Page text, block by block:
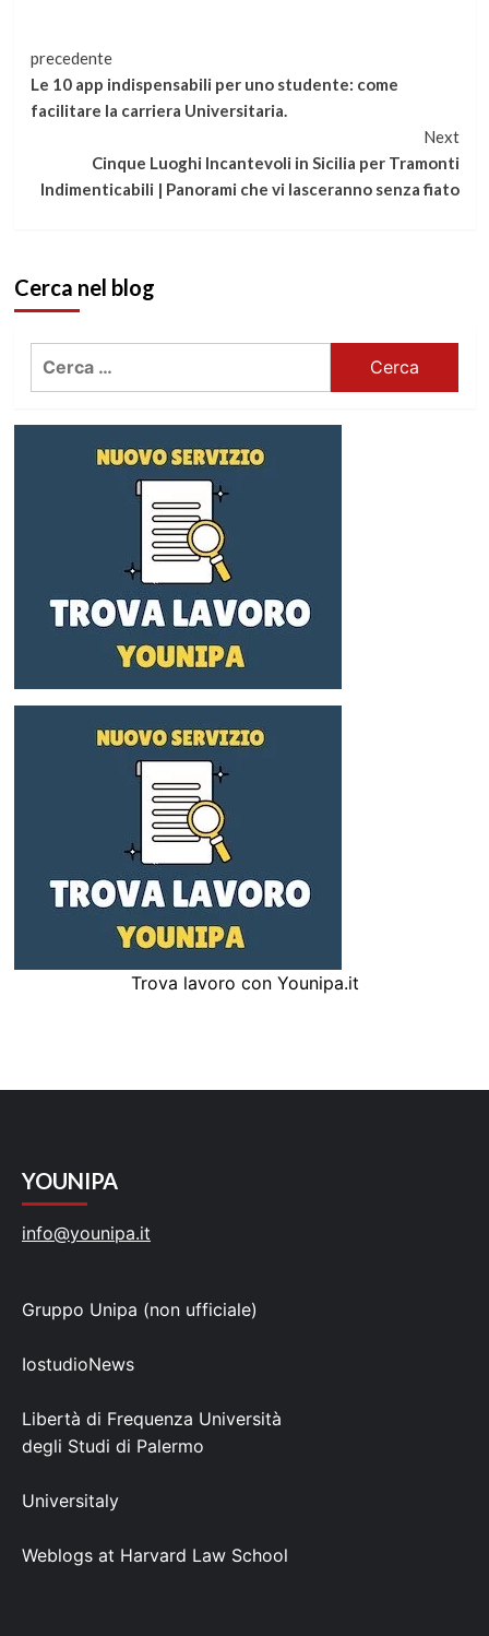
Continua
a
leggere
precedente
Le 10 app indispensabili per uno studente: come
facilitare la carriera Universitaria.
Next
Cinque Luoghi Incantevoli in Sicilia per Tramonti
Indimenticabili | Panorami che vi lasceranno senza fiato
Cerca nel blog
Trova lavoro con Younipa.it
YOUNIPA
info@younipa.it
Gruppo Unipa (non ufficiale)
IostudioNews
Libertà di Frequenza Università
degli Studi di Palermo
Universitaly
Weblogs at Harvard Law School